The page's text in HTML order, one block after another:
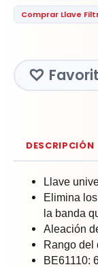
Comprar Llave
DESCRIPCIÓN
Llave
Elimina
la banda
Aleación
Rango del
BE61110: